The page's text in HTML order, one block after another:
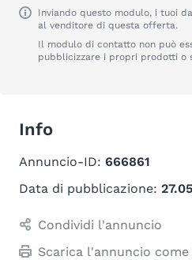
Inviando questo modulo, i tuoi
al venditore di questa offerta.
Il modulo di contatto non può
pubblicizzare i propri prodotti o
Info
Annuncio-ID: 666861
Data di pubblicazione:
Condividi l'annuncio
Scarica l'annuncio come